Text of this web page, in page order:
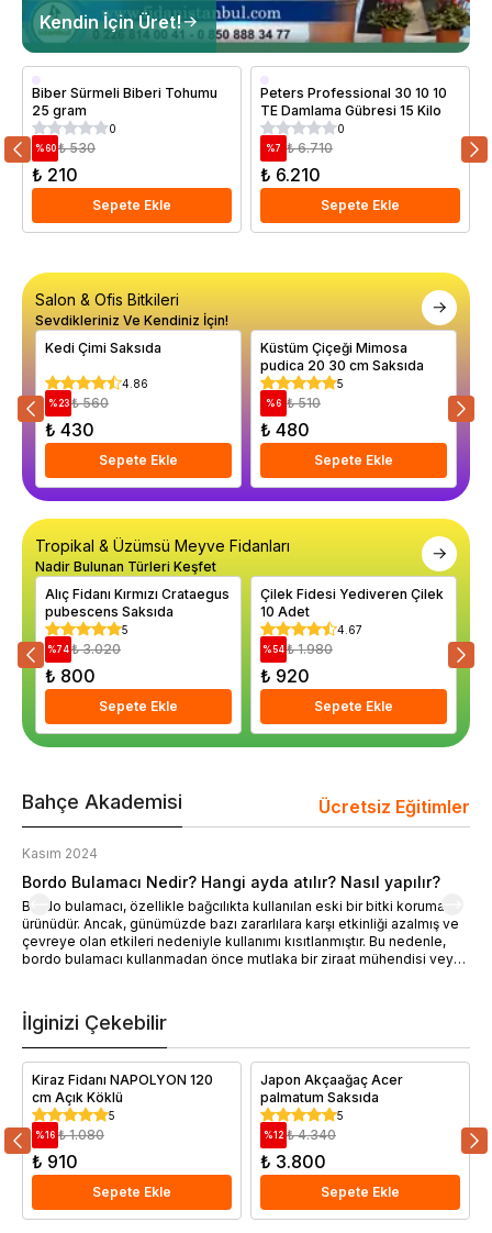
Kendin İçin Üret!
Biber Sürmeli Biberi Tohumu
25 gram
0
% 60 ₺ 530
₺ 210
Sepete Ekle
Peters Professional 30 10 10
TE Damlama Gübresi 15 Kilo
0
%7 ₺ 6.710
₺ 6.210
Sepete Ekle
Salon & Ofis Bitkileri
Sevdikleriniz Ve Kendiniz İçin!
Kedi Çimi Saksıda
4.86
%23 ₺ 560
₺ 430
Sepete Ekle
Küstüm Çiçeği Mimosa
pudica 20 30 cm Saksıda
5
% 6 ₺ 510
₺ 480
Sepete Ekle
Tropikal & Üzümsü Meyve Fidanları
Nadir Bulunan Türleri Keşfet
Alıç Fidanı Kırmızı Crataegus
pubescens Saksıda
5
%74 ₺ 3.020
₺ 800
Sepete Ekle
Çilek Fidesi Yediveren Çilek
10 Adet
4.67
% 54 ₺ 1.980
₺ 920
Sepete Ekle
Bahçe Akademisi Ücretsiz Eğitimler
Kasım 2024
Bordo Bulamacı Nedir? Hangi ayda atılır? Nasıl yapılır?
Bordo bulamacı, özellikle bağcılıkta kullanılan eski bir bitki koruma
ürünüdür. Ancak, günümüzde bazı zararlılara karşı etkinliği azalmış ve
çevreye olan etkileri nedeniyle kullanımı kısıtlanmıştır. Bu nedenle,
bordo bulamacı kullanmadan önce mutlaka bir ziraat mühendisi veya
İlginizi Çekebilir
Kiraz Fidanı NAPOLYON 120
cm Açık Köklü
5
%16 ₺ 1.080
₺ 910
Sepete Ekle
Japon Akçaağaç Acer
palmatum Saksıda
5
%12 ₺ 4.340
₺ 3.800
Sepete Ekle